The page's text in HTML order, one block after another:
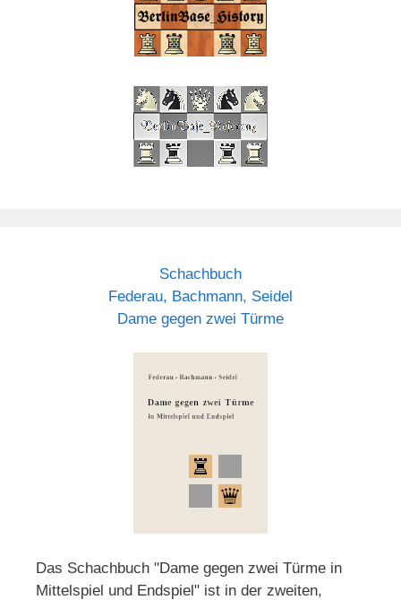
Schachbuch
Federau, Bachmann, Seidel
Dame gegen zwei Türme
Das Schachbuch "Dame gegen zwei Türme in
Mittelspiel und Endspiel" ist in der zweiten,